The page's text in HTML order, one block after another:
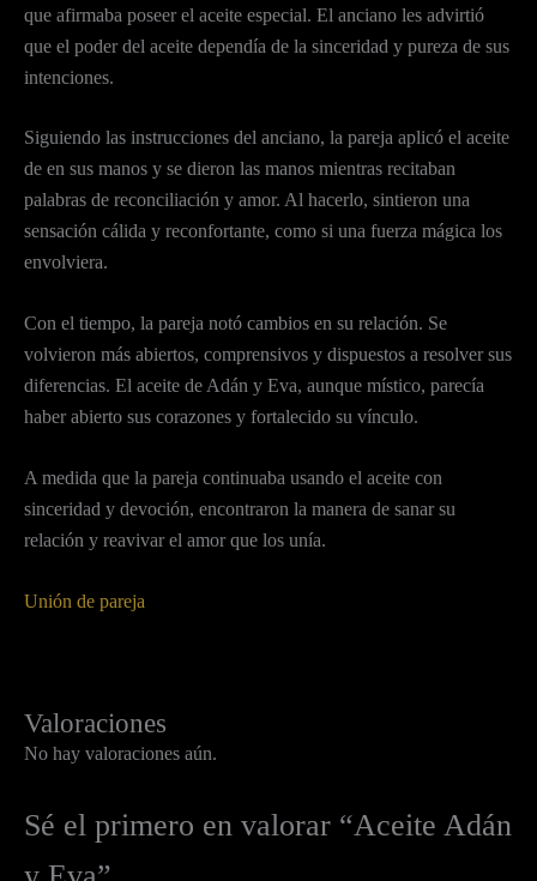
que afirmaba poseer el aceite especial. El anciano les advirtió
que el poder del aceite dependía de la sinceridad y pureza de sus
intenciones.
Siguiendo las instrucciones del anciano, la pareja aplicó el aceite
de en sus manos y se dieron las manos mientras recitaban
palabras de reconciliación y amor. Al hacerlo, sintieron una
sensación cálida y reconfortante, como si una fuerza mágica los
envolviera.
Con el tiempo, la pareja notó cambios en su relación. Se
volvieron más abiertos, comprensivos y dispuestos a resolver sus
diferencias. El aceite de Adán y Eva, aunque místico, parecía
haber abierto sus corazones y fortalecido su vínculo.
A medida que la pareja continuaba usando el aceite con
sinceridad y devoción, encontraron la manera de sanar su
relación y reavivar el amor que los unía.
Unión de pareja
Valoraciones
No hay valoraciones aún.
Sé el primero en valorar “Aceite Adán